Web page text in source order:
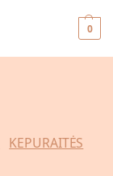
0
KEPURAITĖS